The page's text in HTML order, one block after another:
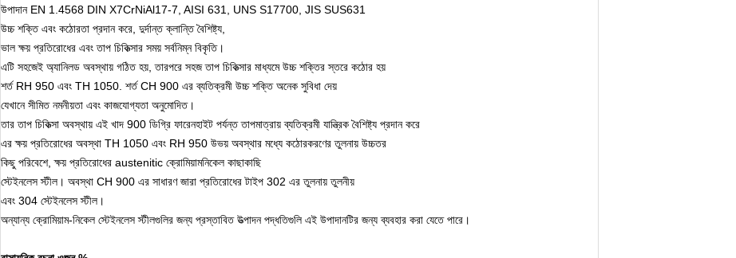
উপাদান EN 1.4568 DIN X7CrNiAl17-7, AISI 631, UNS S17700, JIS SUS631
উচ্চ শক্তি এবং কঠোরতা প্রদান করে, দুর্দান্ত ক্লান্তি বৈশিষ্ট্য,
ভাল ক্ষয় প্রতিরোধের এবং তাপ চিকিত্সার সময় সর্বনিম্ন বিকৃতি।
এটি সহজেই অ্যানিলড অবস্থায় গঠিত হয়, তারপরে সহজ তাপ চিকিত্সার মাধ্যমে উচ্চ শক্তির স্তরে কঠোর হয়
শর্ত RH 950 এবং TH 1050. শর্ত CH 900 এর ব্যতিক্রমী উচ্চ শক্তি অনেক সুবিধা দেয়
যেখানে সীমিত নমনীয়তা এবং কাজযোগ্যতা অনুমোদিত।
তার তাপ চিকিত্সা অবস্থায় এই খাদ 900 ডিগ্রি ফারেনহাইট পর্যন্ত তাপমাত্রায় ব্যতিক্রমী যান্ত্রিক বৈশিষ্ট্য প্রদান করে
এর ক্ষয় প্রতিরোধের অবস্থা TH 1050 এবং RH 950 উভয় অবস্থার মধ্যে কঠোরকরণের তুলনায় উচ্চতর
কিছু পরিবেশে, ক্ষয় প্রতিরোধের austenitic ক্রোমিয়ামনিকেল কাছাকাছি
স্টেইনলেস স্টীল। অবস্থা CH 900 এর সাধারণ জারা প্রতিরোধের টাইপ 302 এর তুলনায় তুলনীয়
এবং 304 স্টেইনলেস স্টীল।
অন্যান্য ক্রোমিয়াম-নিকেল স্টেইনলেস স্টীলগুলির জন্য প্রস্তাবিত উত্পাদন পদ্ধতিগুলি এই উপাদানটির জন্য ব্যবহার করা যেতে পারে।